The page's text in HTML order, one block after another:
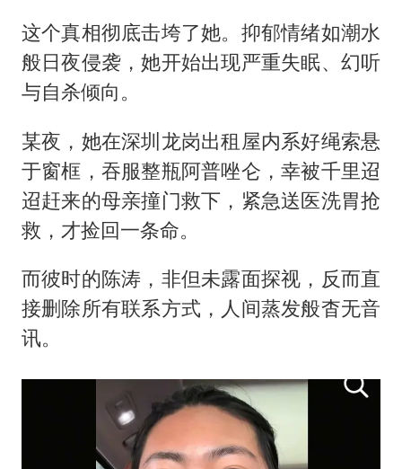
这个真相彻底击垮了她。抑郁情绪如潮水
般日夜侵袭，她开始出现严重失眠、幻听
与自杀倾向。
某夜，她在深圳龙岗出租屋内系好绳索悬
于窗框，吞服整瓶阿普唑仑，幸被千里迢
迢赶来的母亲撞门救下，紧急送医洗胃抢
救，才捡回一条命。
而彼时的陈涛，非但未露面探视，反而直
接删除所有联系方式，人间蒸发般杳无音
讯。